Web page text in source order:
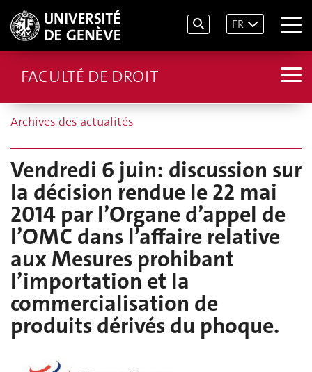
FR
FACULTÉ DE DROIT
Archives des actualités
Vendredi 6 juin: discussion sur
la décision rendue le 22 mai
2014 par l’Organe d’appel de
l’OMC dans l’affaire relative
aux Mesures prohibant
l’importation et la
commercialisation de
produits dérivés du phoque.